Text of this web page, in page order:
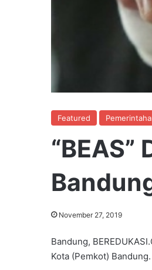
Featured
November 27, 2019
Bandung,
Kota (Pemkot)